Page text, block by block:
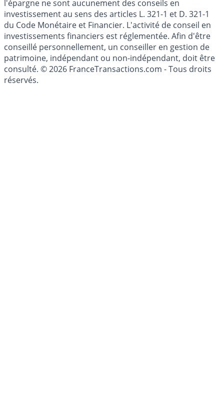
Les articles et commentaires publiés sur le guide de
l'épargne ne sont aucunement des conseils en
investissement au sens des articles L. 321-1 et D. 321-1
du Code Monétaire et Financier. L'activité de conseil en
investissements financiers est réglementée. Afin d'être
conseillé personnellement, un conseiller en gestion de
patrimoine, indépendant ou non-indépendant, doit être